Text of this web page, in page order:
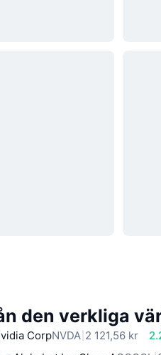
den verkliga
CorpNVDA 2 121,56 kr